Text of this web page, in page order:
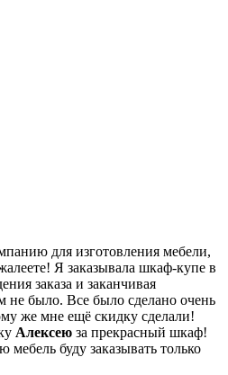
для изготовления мебели,
Я заказывала шкаф-купе в
заказа и заканчивая
не было. Все было сделано очень
же мне ещё скидку сделали!
Алексею за прекрасный шкаф!
мебель буду заказывать только